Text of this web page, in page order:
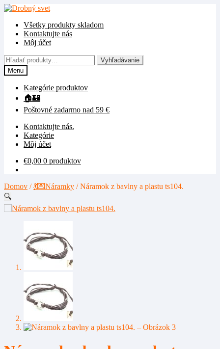
Preskočiť
navigáciu
Preskočiť
obsah
Všetky produkty skladom
Kontaktujte nás
Môj účet
Hľadať:
Vyhľadávanie
Menu
Kategórie produktov
🏠🏰
Poštovné zadarmo nad 59 €
Kontaktujte nás.
Kategórie
Môj účet
€0,00 0 produktov
Domov /💃💌Náramky /Náramok z bavlny a plastu ts104.
🔍